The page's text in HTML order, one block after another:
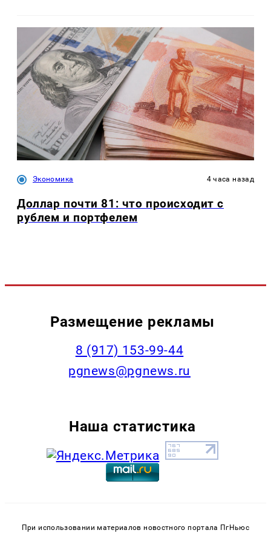
Экономика 4 часа назад
Доллар почти 81: что происходит с
рублем и портфелем
Размещение рекламы
‭8 (917) 153-99-44
pgnews@pgnews.ru
Наша статистика
При использовании материалов новостного портала ПгНьюс